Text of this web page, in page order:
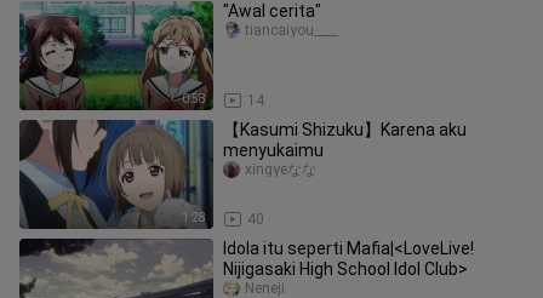
0:58
"Awal cerita"
14
tiancaiyou____
1:28
【Kasumi Shizuku】Karena aku
menyukaimu
40
xingyeなな
Idola itu seperti Mafia|<LoveLive!
Nijigasaki High School Idol Club>
Neneji